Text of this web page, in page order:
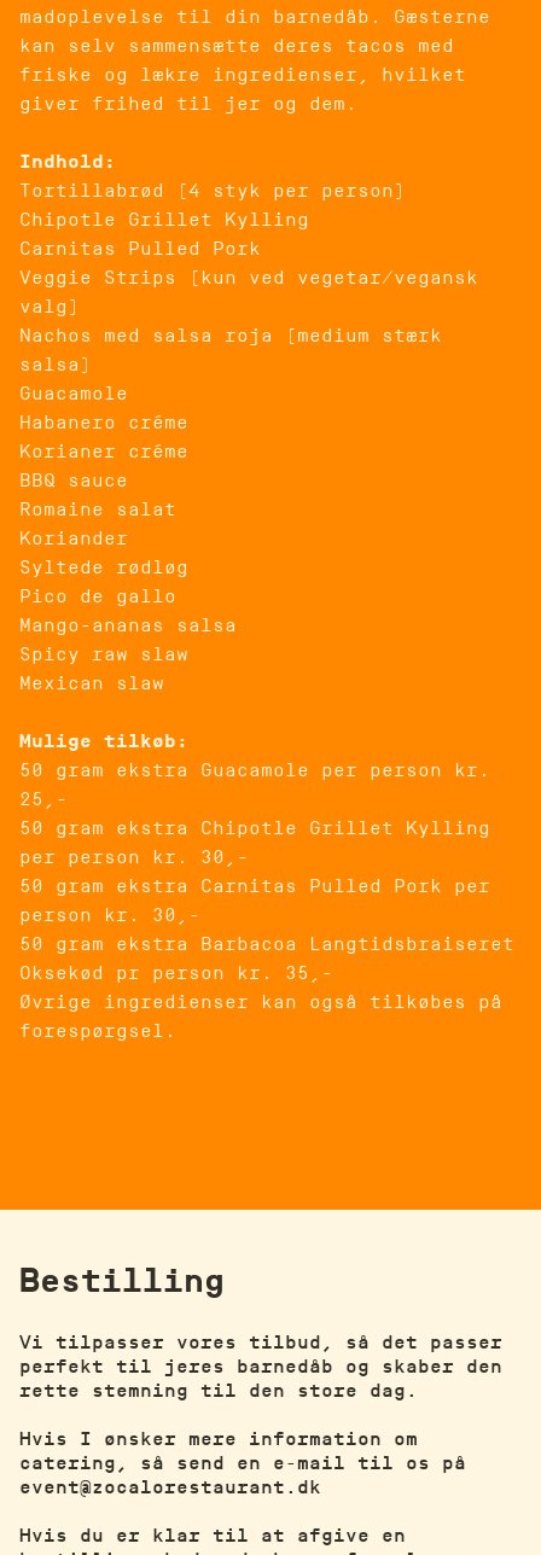
madoplevelse til din barnedåb. Gæsterne
kan selv sammensætte deres tacos med
friske og lækre ingredienser, hvilket
giver frihed til jer og dem.
Indhold:
Tortillabrød (4 styk per person)
Chipotle Grillet Kylling
Carnitas Pulled Pork
Veggie Strips (kun ved vegetar/vegansk
valg)
Nachos med salsa roja (medium stærk
salsa)
Guacamole
Habanero créme
Korianer créme
BBQ sauce
Romaine salat
Koriander
Syltede rødløg
Pico de gallo
Mango-ananas salsa
Spicy raw slaw
Mexican slaw
Mulige tilkøb:
50 gram ekstra Guacamole per person kr.
25,-
50 gram ekstra Chipotle Grillet Kylling
per person kr. 30,-
50 gram ekstra Carnitas Pulled Pork per
person kr. 30,-
50 gram ekstra Barbacoa Langtidsbraiseret
Oksekød pr person kr. 35,-
Øvrige ingredienser kan også tilkøbes på
forespørgsel.
Bestilling
Vi tilpasser vores tilbud, så det passer
perfekt til jeres barnedåb og skaber den
rette stemning til den store dag.
Hvis I ønsker mere information om
catering, så send en e-mail til os på
event@zocalorestaurant.dk
Hvis du er klar til at afgive en